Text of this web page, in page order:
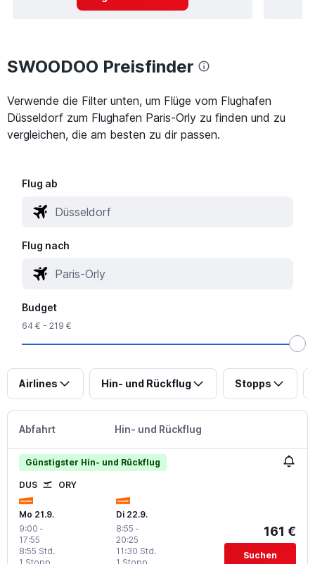
SWOODOO Preisfinder
Verwende die Filter unten, um Flüge vom Flughafen
Düsseldorf zum Flughafen Paris-Orly zu finden und zu
vergleichen, die am besten zu dir passen.
Flug ab
Flug nach
Budget
64 € - 219 €
Airlines Hin- und Rückflug Stopps
Abfahrt Hin- und Rückflug
Günstigster Hin- und Rückflug
DUS ORY
Mo 21.9.
9:00 -
17:55
8:55 Std.
Di 22.9.
8:55 -
20:25
11:30 Std.
161 €
Suchen